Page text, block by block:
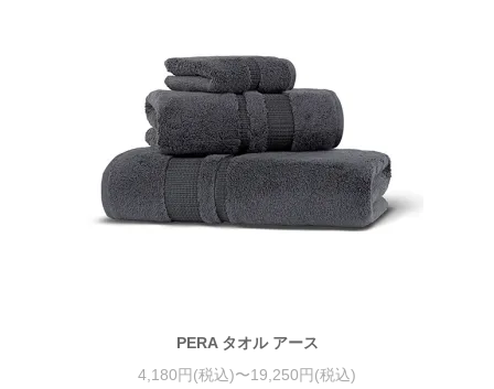
PERA タオル アース
4,180円(税込)〜19,250円(税込)